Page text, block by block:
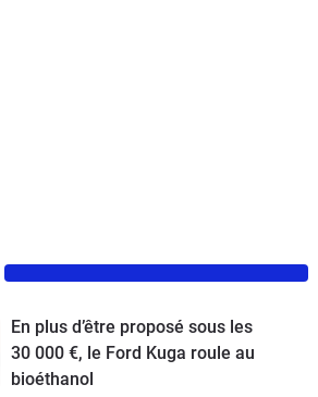
En plus d’être proposé sous les
30 000 €, le Ford Kuga roule au
bioéthanol